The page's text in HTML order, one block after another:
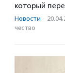
который
Новости ·
чест­во